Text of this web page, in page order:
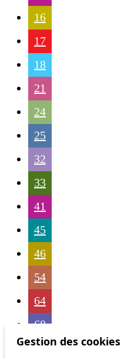
16
17
18
21
24
25
32
33
41
45
46
54
64
68
Gestion des cookies